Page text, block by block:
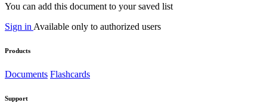
You can add this document to your saved list
Sign in Available only to authorized users
Products
Documents Flashcards
Support